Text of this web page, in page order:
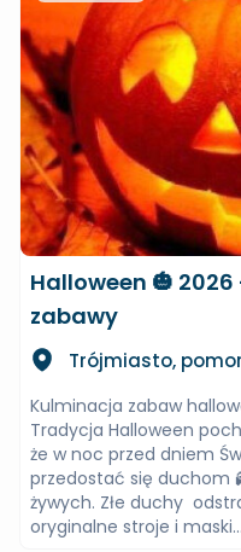
Halloween 🎃
zabawy
Trójmiasto,
Kulminacja zabaw
Tradycja Halloween
że w noc przed dniem
przedostać się duchom
żywych. Złe duchy
oryginalne stroje i maski...